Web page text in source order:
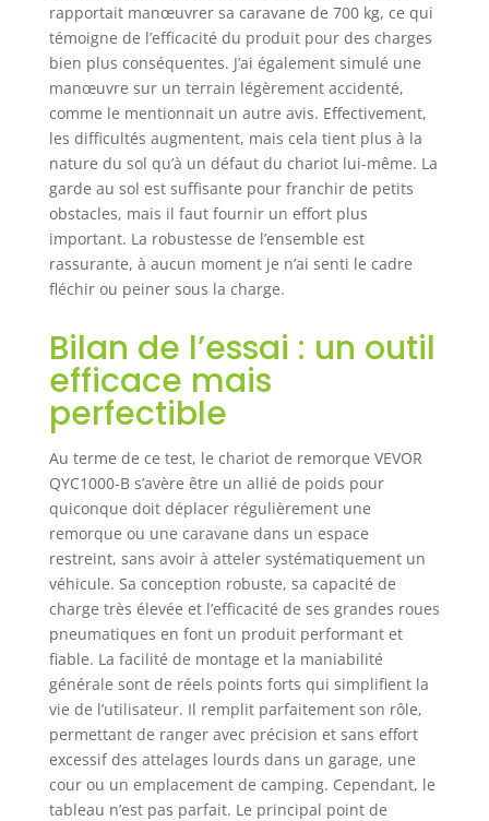
rapportait manœuvrer sa caravane de 700 kg, ce qui
témoigne de l’efficacité du produit pour des charges
bien plus conséquentes. J’ai également simulé une
manœuvre sur un terrain légèrement accidenté,
comme le mentionnait un autre avis. Effectivement,
les difficultés augmentent, mais cela tient plus à la
nature du sol qu’à un défaut du chariot lui-même. La
garde au sol est suffisante pour franchir de petits
obstacles, mais il faut fournir un effort plus
important. La robustesse de l’ensemble est
rassurante, à aucun moment je n’ai senti le cadre
fléchir ou peiner sous la charge.
Bilan de l’essai : un outil
efficace mais
perfectible
Au terme de ce test, le chariot de remorque VEVOR
QYC1000-B s’avère être un allié de poids pour
quiconque doit déplacer régulièrement une
remorque ou une caravane dans un espace
restreint, sans avoir à atteler systématiquement un
véhicule. Sa conception robuste, sa capacité de
charge très élevée et l’efficacité de ses grandes roues
pneumatiques en font un produit performant et
fiable. La facilité de montage et la maniabilité
générale sont de réels points forts qui simplifient la
vie de l’utilisateur. Il remplit parfaitement son rôle,
permettant de ranger avec précision et sans effort
excessif des attelages lourds dans un garage, une
cour ou un emplacement de camping. Cependant, le
tableau n’est pas parfait. Le principal point de